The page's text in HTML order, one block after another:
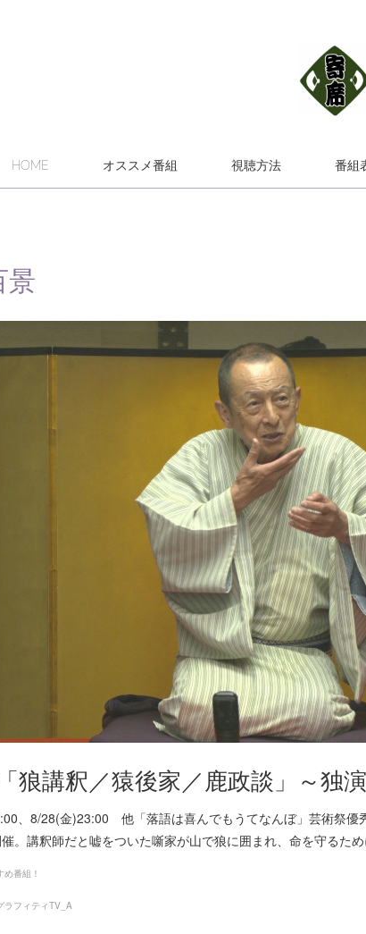
HOME オススメ番組 視聴方法 番組
狼講釈／猿後家／鹿政談」～独
、8/28(金)23:00 他「落語は喜んでもうてなんぼ」芸術祭優
。講釈師だと嘘をついた噺家が山で狼に囲まれ、命を守るた
め番組！
ラフィティTV_A